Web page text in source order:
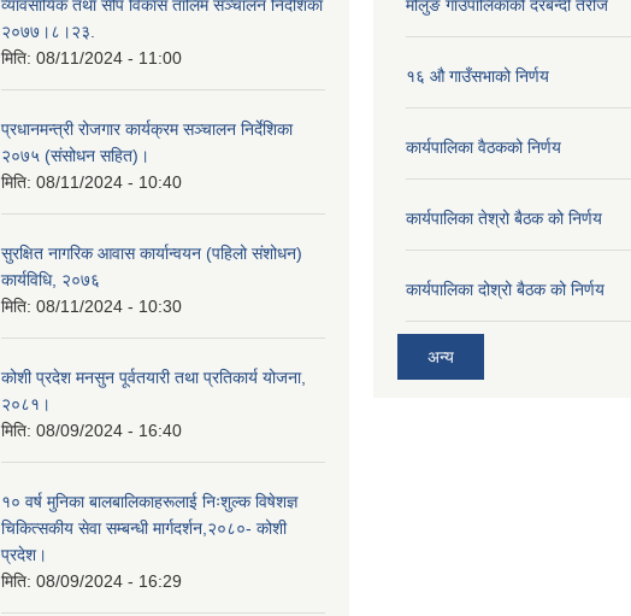
व्यावसायिक तथा सीप विकास तालिम सञ्चालन निर्देशिका
२०७७।८।२३.
मिति: 08/11/2024 - 11:00
प्रधानमन्त्री रोजगार कार्यक्रम सञ्चालन निर्देशिका
२०७५ (संसोधन सहित)।
मिति: 08/11/2024 - 10:40
सुरक्षित नागरिक आवास कार्यान्वयन (पहिलो संशोधन)
कार्यविधि, २०७६
मिति: 08/11/2024 - 10:30
कोशी प्रदेश मनसुन पूर्वतयारी तथा प्रतिकार्य योजना,
२०८१।
मिति: 08/09/2024 - 16:40
१० वर्ष मुनिका बालबालिकाहरूलाई निःशुल्क विषेशज्ञ
चिकित्सकीय सेवा सम्बन्धी मार्गदर्शन,२०८०- कोशी
प्रदेश।
मिति: 08/09/2024 - 16:29
मोलुङ गाउँपालिकाको दरबन्दी तेरीज
१६ औ गाउँसभाको निर्णय
कार्यपालिका वैठकको निर्णय
कार्यपालिका तेश्रो बैठक को निर्णय
कार्यपालिका दोश्रो बैठक को निर्णय
अन्य